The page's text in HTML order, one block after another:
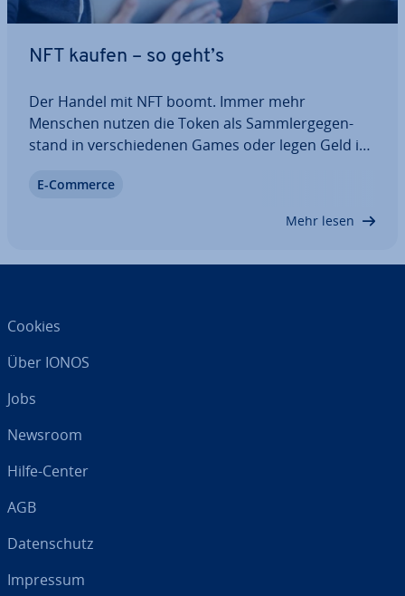
NFT kaufen – so geht’s
Der Handel mit NFT boomt. Immer mehr
Menschen nutzen die Token als Samm­ler­ge­gen­
stand in ver­schie­de­nen Games oder legen Geld in
ebenfalls NFT kaufen möchten, sollten Sie vor
E-Commerce
Mehr lesen
Cookies
Über IONOS
Jobs
Newsroom
Hilfe-Center
AGB
Da­ten­schutz
Impressum